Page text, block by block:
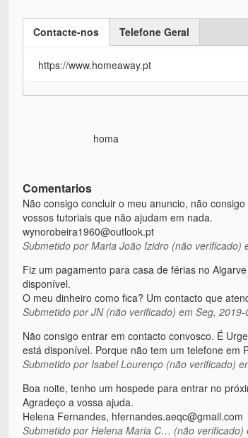
Contacte-nos
Telefone Geral
https://www.homeaway.pt
homa
Comentarios
Não consigo concluir o meu anuncio, não
vossos tutoriais que não ajudam em nada.
wynorobeira1960@outlook.pt
Submetido porMaria João Izidro (não verificado)
Fiz um pagamento para casa de férias no
disponível.
O meu dinheiro como fica? Um contacto que
Submetido porJN (não verificado) em Seg,
Não consigo entrar em contacto convosco. É
está disponível. Porque não tem um telefone em
Submetido por Isabel Lourenço (não verificado)
Boa noite, tenho um hospede para entrar no
Agradeço a vossa ajuda.
Helena Fernandes, hfernandes.aeqc@gmail.com
Submetido porHelena Maria C… (não verificado)